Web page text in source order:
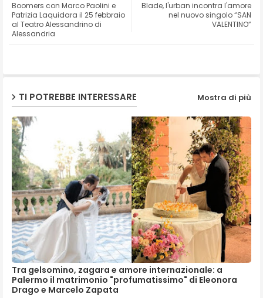
ats
Blade, l'urban incontra l'amore
nel nuovo singolo “SAN
VALENTINO”
Boomers con Marco Paolini e
Patrizia Laquidara il 25 febbraio
al Teatro Alessandrino di
Alessandria
TI POTREBBE INTERESSARE Mostra di più
Tra gelsomino, zagara e amore internazionale: a
Palermo il matrimonio "profumatissimo" di Eleonora
Drago e Marcelo Zapata